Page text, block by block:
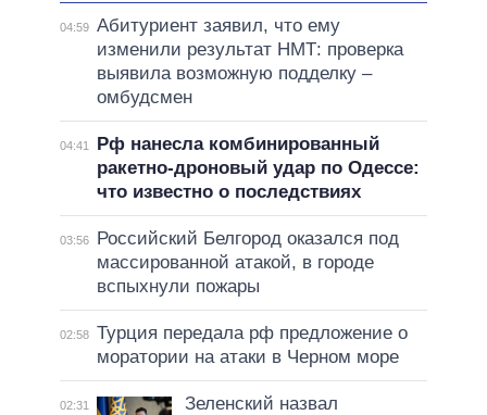
04:59 Абитуриент заявил, что ему
изменили результат НМТ: проверка
выявила возможную подделку –
омбудсмен
04:41
Рф нанесла комбинированный
ракетно-дроновый удар по Одессе:
что известно о последствиях
03:56
Российский Белгород оказался под
массированной атакой, в городе
вспыхнули пожары
02:58 Турция передала рф предложение о
моратории на атаки в Черном море
02:31
Зеленский назвал